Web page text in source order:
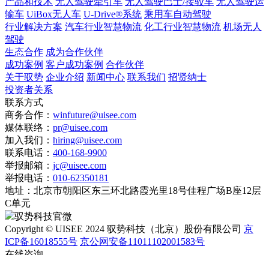
输车 UiBox无人车 U-Drive®系统 乘用车自动驾驶
行业解决方案 汽车行业智慧物流 化工行业智慧物流 机场无人
驾驶
生态合作 成为合作伙伴
成功案例 客户成功案例 合作伙伴
关于驭势 企业介绍 新闻中心 联系我们 招贤纳士
投资者关系
联系方式
商务合作： winfuture@uisee.com
媒体联络： pr@uisee.com
加入我们： hiring@uisee.com
联系电话： 400-168-9900
举报邮箱： jc@uisee.com
举报电话： 010-62350181
地址： 北京市朝阳区东三环北路霞光里18号佳程广场B座12层
C单元
驭势科技官微
Copyright © UISEE 2024 驭势科技（北京）股份有限公司 京
ICP备16018555号 京公网安备11011102001583号